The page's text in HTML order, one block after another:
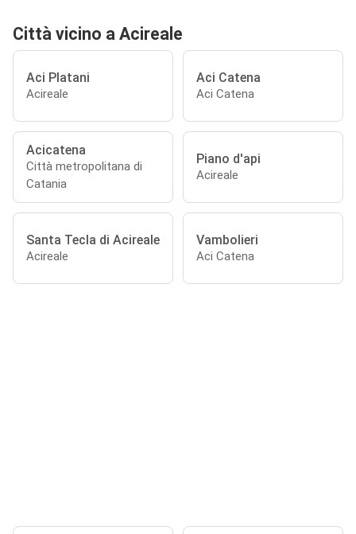
Città vicino a Acireale
Aci Platani
Acireale
Aci Catena
Aci Catena
Acicatena
Città metropolitana di
Catania
Piano d'api
Acireale
Santa Tecla di Acireale
Acireale
Vambolieri
Aci Catena